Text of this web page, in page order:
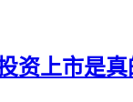
资上市是